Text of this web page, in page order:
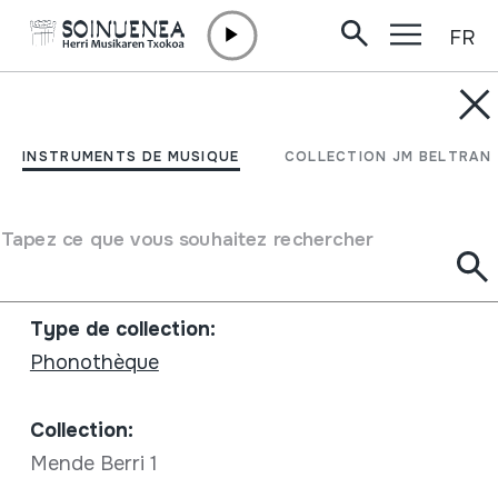
INSTRUMENTS DE MUSIQUE COLLECTION JM BELTRAN
Tapez ce que vous souhaitez rechercher
FR
Mende berri 1
Type d'instrument de musique Voix
Type de collection:
Phonothèque
Collection:
Mende Berri 1